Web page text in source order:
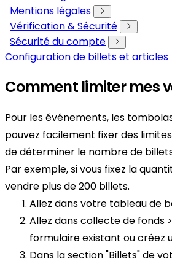
Mentions légales
Vérification & Sécurité
Sécurité du compte
Configuration de billets et articles
Comment limiter mes
Pour les événements, les
pouvez facilement fixer des
de déterminer le nombre de
Par exemple, si vous fixez la
vendre plus de 200 billets.
Allez dans votre tableau de
Allez dans collecte de fonds
formulaire existant ou créez
Dans la section "Billets" de